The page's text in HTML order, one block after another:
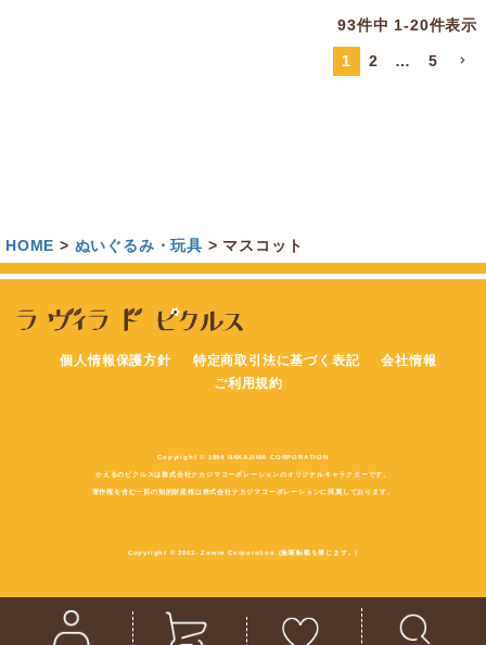
93件中 1-20件表示
1 2 … 5
HOME ぬいぐるみ・玩具 マスコット
個人情報保護方針 特定商取引法に基づく表記
会社情報
ご利用規約
Copyright © 1994 NAKAJIMA CORPORATION
かえるのピクルスは株式会社ナカジマコーポレーションのオリジナルキャラクターです。
著作権を含む一切の知的財産権は株式会社ナカジマコーポレーションに帰属しております。
Copyright © 2002- Zowie Corporation.(無断転載を禁じます。)